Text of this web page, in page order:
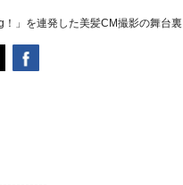
」を連発した美髪CM撮影の舞台裏